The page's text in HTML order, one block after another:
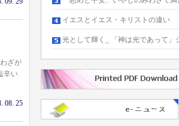
ざが
辛い
08. 25
イエスとイエス・キリストの違い
光として輝く_ 「神は光であって」